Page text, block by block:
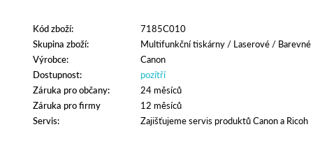
Kód zboží:
7185C010
Skupina zboží:
Multifunkční tiskárny / Laserové / Barevné
Výrobce:
Canon
Dostupnost:
pozítří
Záruka pro občany:
24 měsíců
Záruka pro firmy
12 měsíců
Servis:
Zajišťujeme servis produktů Canon a Ricoh